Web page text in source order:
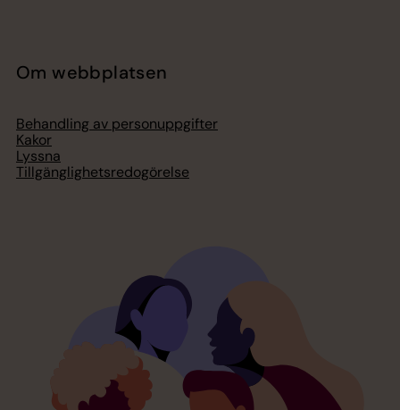
Om webbplatsen
Behandling av personuppgifter
Kakor
Lyssna
Tillgänglighetsredogörelse